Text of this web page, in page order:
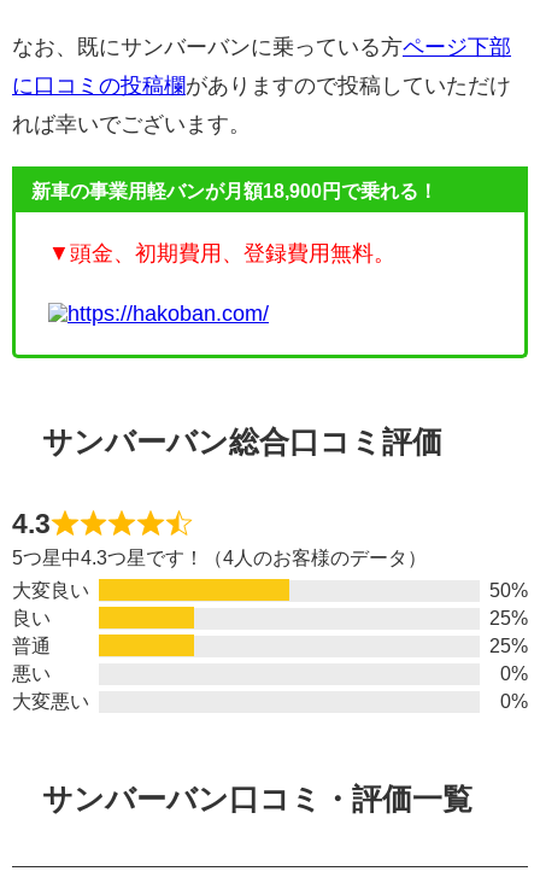
なお、既にサンバーバンに乗っている方ページ下部
に口コミの投稿欄がありますので投稿していただけ
れば幸いでございます。
新車の事業用軽バンが月額18,900円で乗れる！
▼頭金、初期費用、登録費用無料。
https://hakoban.com/
サンバーバン総合口コミ評価
4.3
5つ星中4.3つ星です！（4人のお客様のデータ）
大変良い
50%
良い
25%
普通
25%
悪い
0%
大変悪い
0%
サンバーバン口コミ・評価一覧